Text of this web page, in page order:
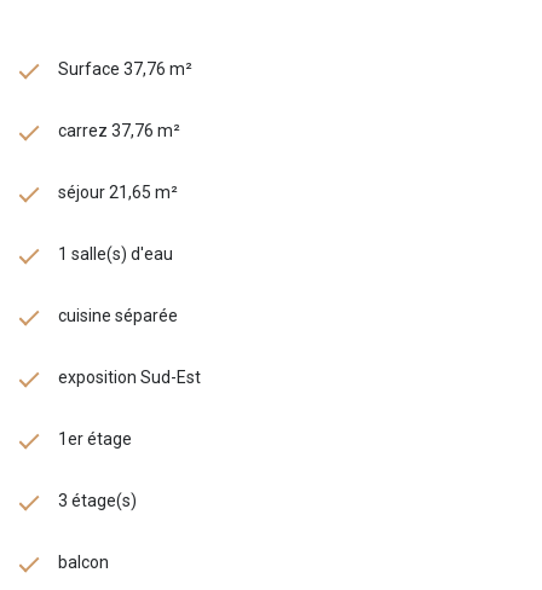
Surface 37,76 m²
carrez 37,76 m²
séjour 21,65 m²
1 salle(s) d'eau
cuisine séparée
exposition Sud-Est
1er étage
3 étage(s)
balcon